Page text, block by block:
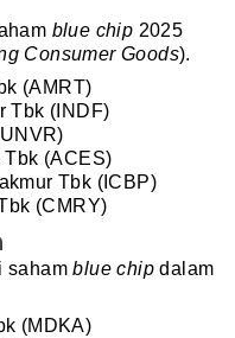
blue chip 2025
Consumer Goods).
(AMRT)
Tbk (INDF)
Tbk (ACES)
Tbk (ICBP)
(CMRY)
sahamblue chip dalam
(MDKA)